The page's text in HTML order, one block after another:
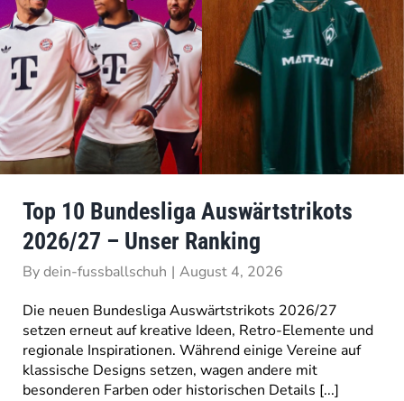
Top 10 Bundesliga Auswärtstrikots
2026/27 – Unser Ranking
Bydein-fussballschuh | August 4, 2026
Die neuen Bundesliga Auswärtstrikots 2026/27
setzen erneut auf kreative Ideen, Retro-Elemente und
regionale Inspirationen. Während einige Vereine auf
klassische Designs setzen, wagen andere mit
besonderen Farben oder historischen Details [...]